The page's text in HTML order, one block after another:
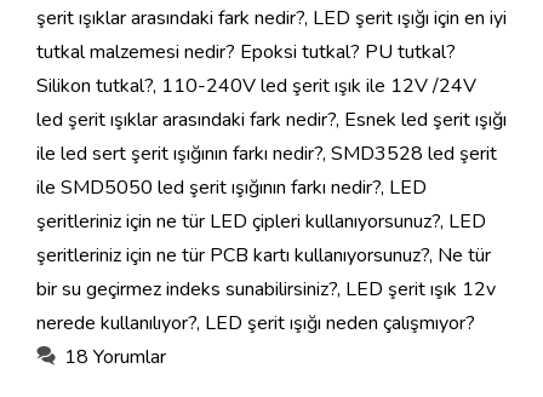
şerit ışıklar arasındaki fark nedir?, LED şerit ışığı için en iyi
tutkal malzemesi nedir? Epoksi tutkal? PU tutkal?
Silikon tutkal?, 110-240V led şerit ışık ile 12V /24V
led şerit ışıklar arasındaki fark nedir?, Esnek led şerit ışığı
ile led sert şerit ışığının farkı nedir?, SMD3528 led şerit
ile SMD5050 led şerit ışığının farkı nedir?, LED
şeritleriniz için ne tür LED çipleri kullanıyorsunuz?, LED
şeritleriniz için ne tür PCB kartı kullanıyorsunuz?, Ne tür
bir su geçirmez indeks sunabilirsiniz?, LED şerit ışık 12v
nerede kullanılıyor?, LED şerit ışığı neden çalışmıyor?
18 Yorumlar